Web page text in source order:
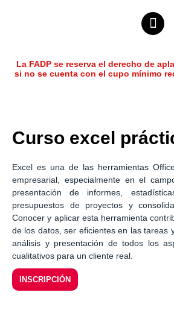
La FADP se reserva el derecho de
si no se cuenta con el cupo mínimo
Curso excel
Excel es una de las herramientas
empresarial, especialmente en el
presentación de informes,
presupuestos de proyectos y
Conocer y aplicar esta herramienta
de los datos, ser eficientes en las tareas
análisis y presentación de todos los
cualitativos para un cliente real.
INSCRIPCIÓN